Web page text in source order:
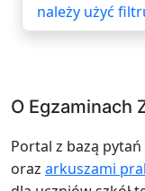
należy użyć
O Egzaminach
Portal z bazą
oraz arkuszami